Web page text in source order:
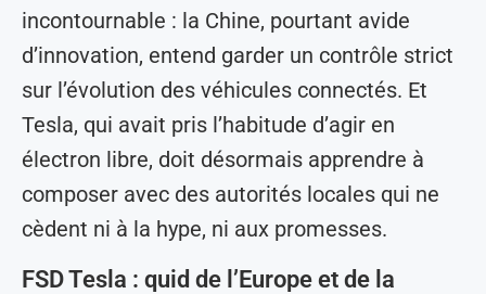
incontournable : la Chine, pourtant avide
d’innovation, entend garder un contrôle strict
sur l’évolution des véhicules connectés. Et
Tesla, qui avait pris l’habitude d’agir en
électron libre, doit désormais apprendre à
composer avec des autorités locales qui ne
cèdent ni à la hype, ni aux promesses.
FSD Tesla : quid de l’Europe et de la